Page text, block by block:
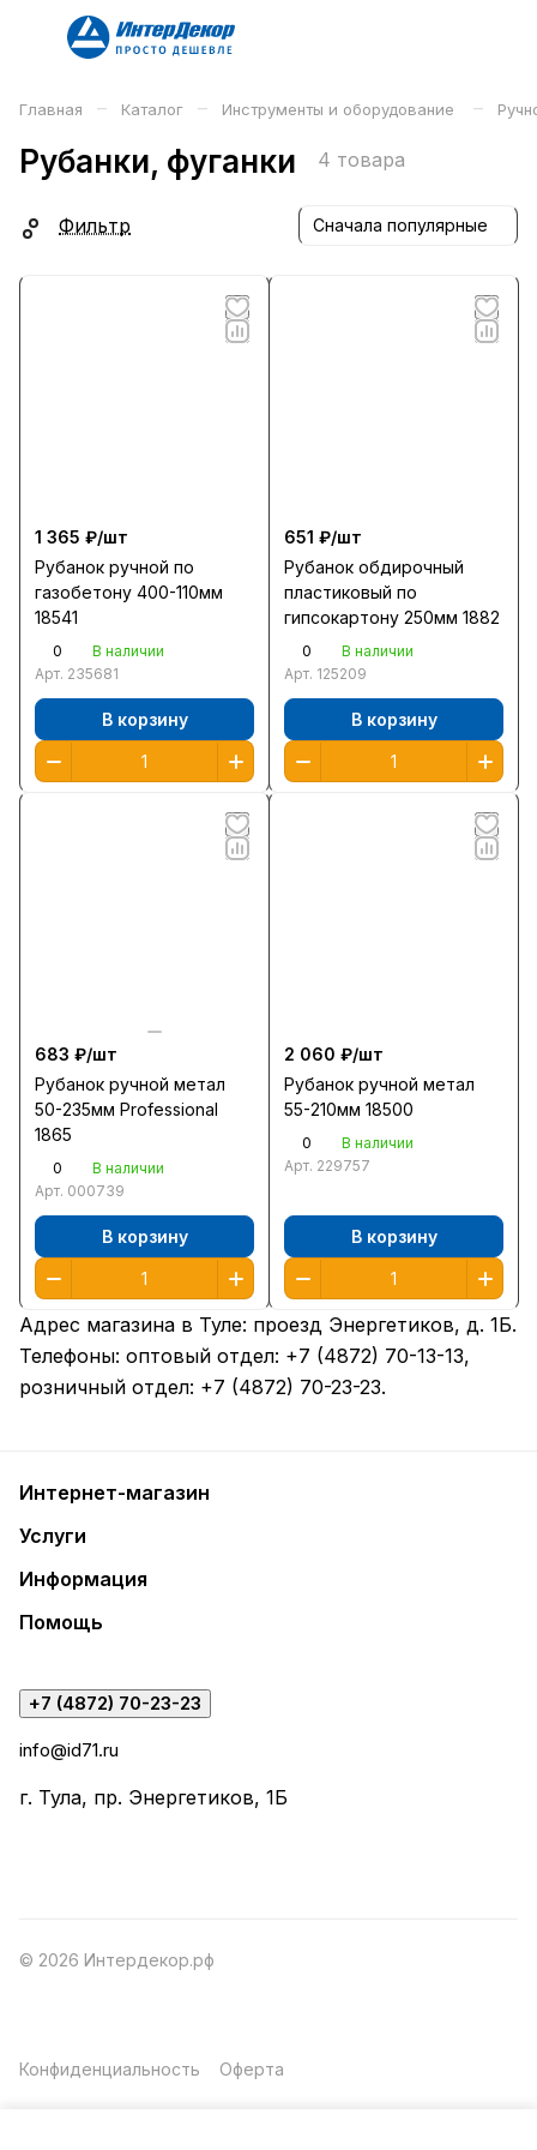
Главная – Каталог – Инструменты и оборудование –
Рубанки, фуганки 4 товара
Фильтр Сначала популярные
1 365 ₽/шт
Рубанок ручной по
газобетону 400-110мм
18541
0
В наличии
Арт. 235681
В корзину
651 ₽/шт
Рубанок обдирочный
пластиковый по
гипсокартону 250мм 1882
0
В наличии
Арт. 125209
В корзину
683 ₽/шт
Рубанок ручной метал
50-235мм Professional
1865
0
В наличии
Арт. 000739
В корзину
2 060 ₽/шт
Рубанок ручной метал
55-210мм 18500
0
В наличии
Арт. 229757
В корзину
Адрес магазина в Туле: проезд Энергетиков, д. 1Б.
Телефоны: оптовый отдел: +7 (4872) 70-13-13,
розничный отдел: +7 (4872) 70-23-23.
Интернет-магазин
Услуги
Информация
Помощь
+7 (4872) 70-23-23
info@id71.ru
г. Тула, пр. Энергетиков, 1Б
© 2026 Интердекор.рф
Конфиденциальность Оферта